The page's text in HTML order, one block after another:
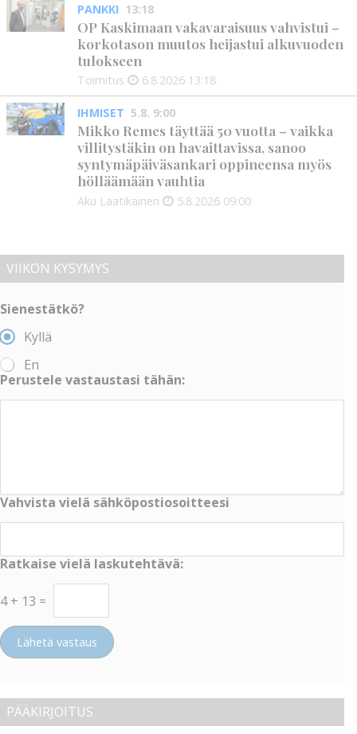
PANKKI 13:18
OP Kaskimaan vakavaraisuus vahvistui –
korkotason muutos heijastui alkuvuoden
tulokseen
Toimitus 6.8.2026 13:18
IHMISET 5.8. 9:00
Mikko Remes täyttää 50 vuotta – vaikka
villitystäkin on havaittavissa, sanoo
syntymäpäiväsankari oppineensa myös
hölläämään vauhtia
Aku Laatikainen 5.8.2026 09:00
VIIKON KYSYMYS
Sienestätkö?
Kyllä
En
Perustele vastaustasi tähän:
Vahvista vielä sähköpostiosoitteesi
Ratkaise vielä laskutehtävä:
4 + 13 =
Lähetä vastaus
PÄÄKIRJOITUS